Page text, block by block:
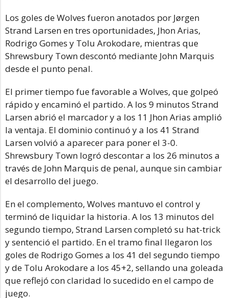
Los goles de Wolves fueron anotados por Jørgen
Strand Larsen en tres oportunidades, Jhon Arias,
Rodrigo Gomes y Tolu Arokodare, mientras que
Shrewsbury Town descontó mediante John Marquis
desde el punto penal.
El primer tiempo fue favorable a Wolves, que golpeó
rápido y encaminó el partido. A los 9 minutos Strand
Larsen abrió el marcador y a los 11 Jhon Arias amplió
la ventaja. El dominio continuó y a los 41 Strand
Larsen volvió a aparecer para poner el 3-0.
Shrewsbury Town logró descontar a los 26 minutos a
través de John Marquis de penal, aunque sin cambiar
el desarrollo del juego.
En el complemento, Wolves mantuvo el control y
terminó de liquidar la historia. A los 13 minutos del
segundo tiempo, Strand Larsen completó su hat-trick
y sentenció el partido. En el tramo final llegaron los
goles de Rodrigo Gomes a los 41 del segundo tiempo
y de Tolu Arokodare a los 45+2, sellando una goleada
que reflejó con claridad lo sucedido en el campo de
juego.